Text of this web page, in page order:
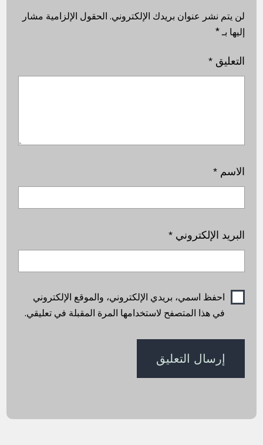
لن يتم نشر عنوان بريدك الإلكتروني. الحقول الإلزامية مشار
إليها بـ*
التعليق*
الاسم*
البريد الإلكتروني*
احفظ اسمي، بريدي الإلكتروني، والموقع الإلكتروني
في هذا المتصفح لاستخدامها المرة المقبلة في تعليقي.